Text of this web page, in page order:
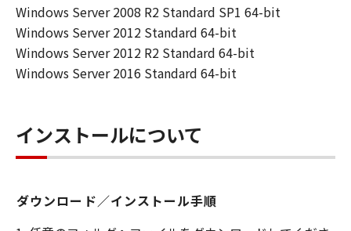
とのいずれも含むものとします。）するこ
とができます。
(2) お客様は、バックアップの目的での
み、「許諾ソフトウェア」を１コピー複製
ェア」に含まれているすべての著作権表示
を含めた形で複製を行うものとし、また、
媒体上に、「許諾ソフトウェア」に表示さ
れているものと同一の著作権表示を行うも
Windows Server 2008 R2 Standard SP1 64-bit
Windows Server 2012 Standard 64-bit
Windows Server 2012 R2 Standard 64-bit
Windows Server 2016 Standard 64-bit
インストールについて
ダウンロード／インストール手順